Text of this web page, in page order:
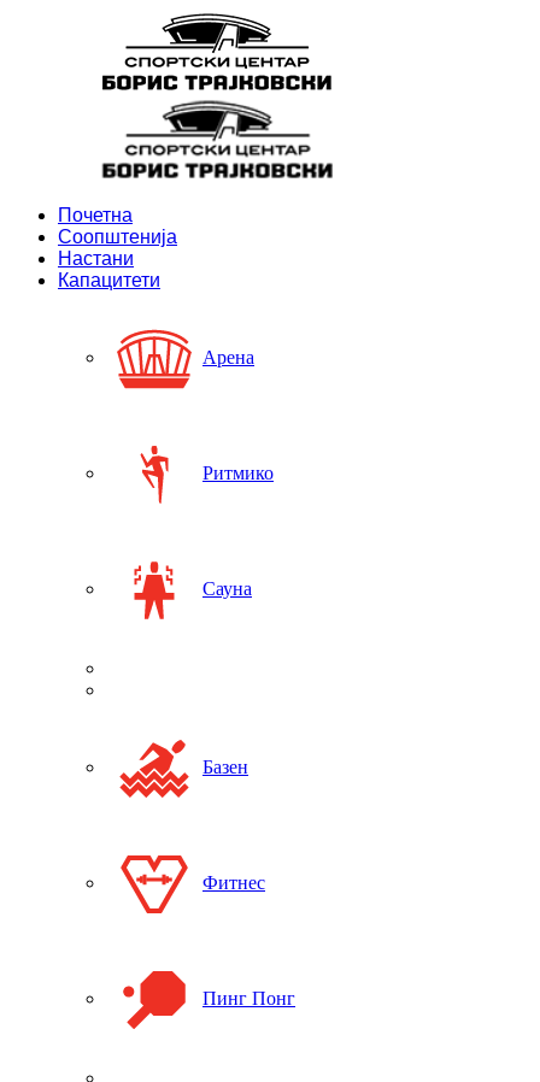
Почетна
Соопштенија
Настани
Капацитети
Арена
Ритмико
Сауна
Базен
Фитнес
Пинг Понг